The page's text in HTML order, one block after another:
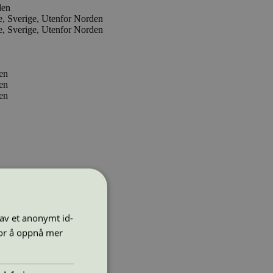
Sverige, Utenfor Norden
Sverige, Utenfor Norden
et anonymt id-
å oppnå mer